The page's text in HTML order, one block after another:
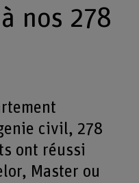
nos 278
civil, 278
ont réussi
Master ou